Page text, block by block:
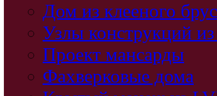
Дом из клееного
Узлы конструкций
Проект мансарды
Фахверковые дома